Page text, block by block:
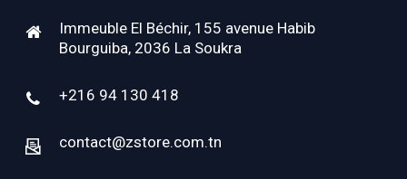
Immeuble El Béchir, 155 avenue Habib
Bourguiba, 2036 La Soukra
+216 94 130 418
contact@zstore.com.tn